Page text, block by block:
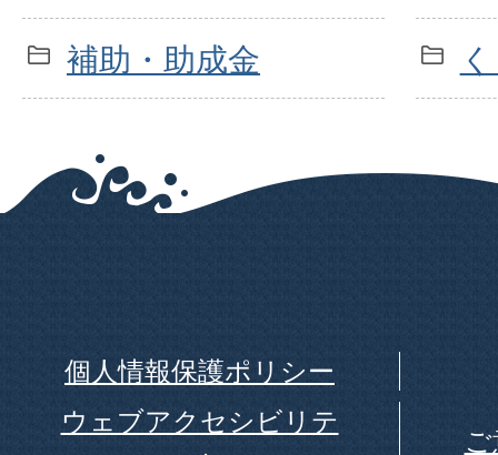
補助・助成金
個人情報保護ポリシー
ウェブアクセシビリテ